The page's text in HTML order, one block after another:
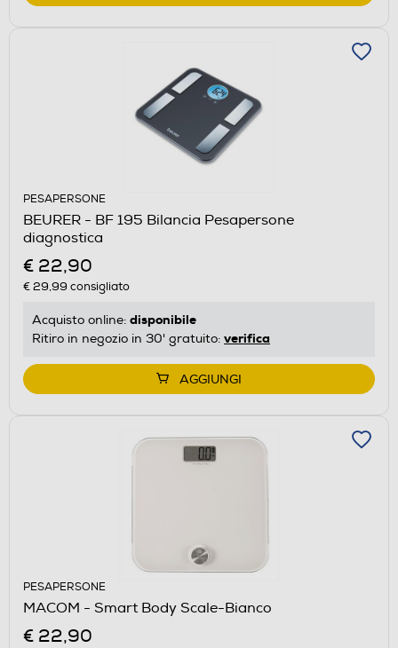
PESAPERSONE
BEURER - BF 195 Bilancia Pesapersone
diagnostica
€ 22,90
€ 29,99 consigliato
Acquisto online: disponibile
Ritiro in negozio in 30' gratuito: verifica
AGGIUNGI
PESAPERSONE
MACOM - Smart Body Scale-Bianco
€ 22,90